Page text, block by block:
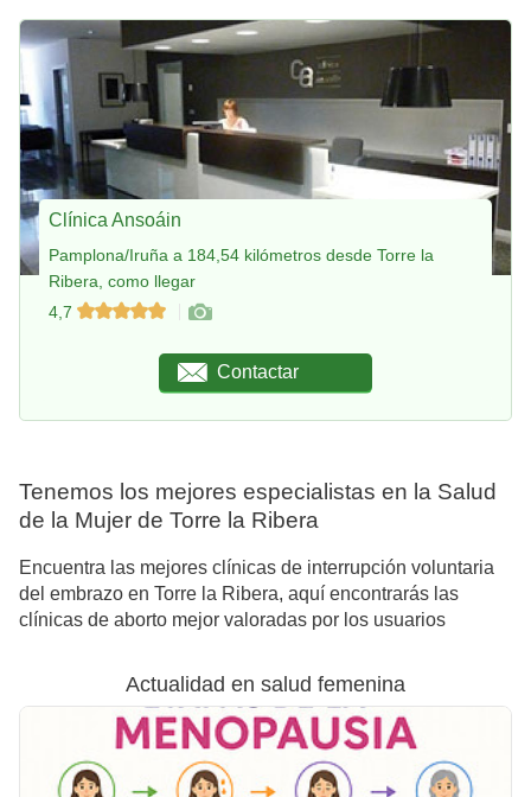
Clínica Ansoáin
Pamplona/Iruña a 184,54 kilómetros desde Torre la
Ribera, como llegar
4,7
Contactar
Tenemos los mejores especialistas en la Salud
de la Mujer de Torre la Ribera
Encuentra las mejores clínicas de interrupción voluntaria
del embrazo en Torre la Ribera, aquí encontrarás las
clínicas de aborto mejor valoradas por los usuarios
Actualidad en salud femenina